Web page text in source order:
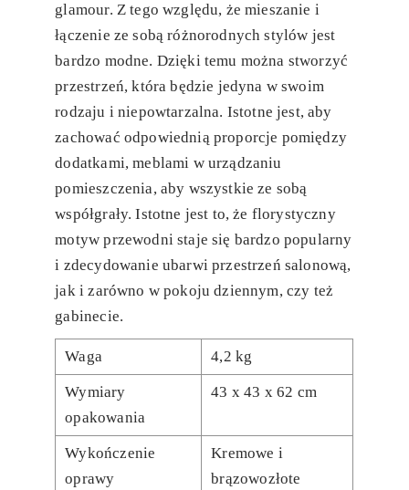
glamour. Z tego względu, że mieszanie i
łączenie ze sobą różnorodnych stylów jest
bardzo modne. Dzięki temu można stworzyć
przestrzeń, która będzie jedyna w swoim
rodzaju i niepowtarzalna. Istotne jest, aby
zachować odpowiednią proporcje pomiędzy
dodatkami, meblami w urządzaniu
pomieszczenia, aby wszystkie ze sobą
współgrały. Istotne jest to, że florystyczny
motyw przewodni staje się bardzo popularny
i zdecydowanie ubarwi przestrzeń salonową,
jak i zarówno w pokoju dziennym, czy też
gabinecie.
Waga 4,2 kg
Wymiary
opakowania
43 x 43 x 62 cm
Wykończenie
oprawy
Kremowe i
brązowozłote